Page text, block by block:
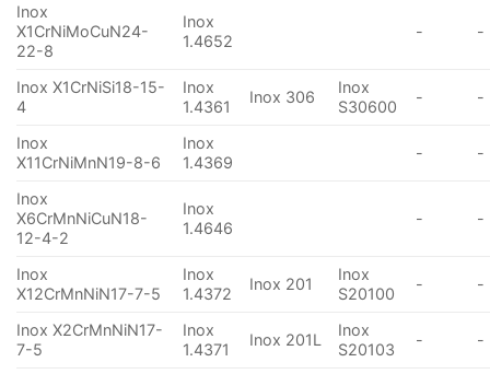
Inox
X1CrNiMoCuN24-
22-8
Inox
1.4652
- -
Inox X1CrNiSi18-15-
4
Inox
1.4361
Inox 306
Inox
S30600
- -
Inox
X11CrNiMnN19-8-6
Inox
1.4369
- -
Inox
X6CrMnNiCuN18-
12-4-2
Inox
1.4646
- -
Inox
X12CrMnNiN17-7-5
Inox
1.4372
Inox 201
Inox
S20100
- -
Inox X2CrMnNiN17-
7-5
Inox
1.4371
Inox 201L
Inox
S20103
- -